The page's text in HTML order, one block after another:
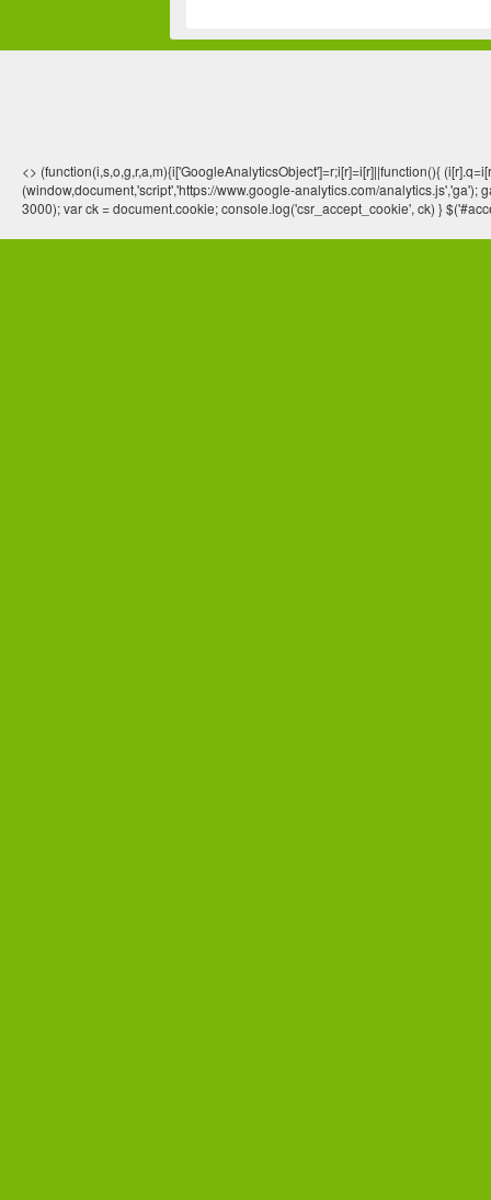
<> (function(i,s,o,g,r,a,m){i['GoogleAnalyticsObject']=r;i[r]=i[r]||function(){
(window,document,'script','https://www.google-analytics.com/
3000); var ck = document.cookie; console.log('csr_accept_cookie', ck) }